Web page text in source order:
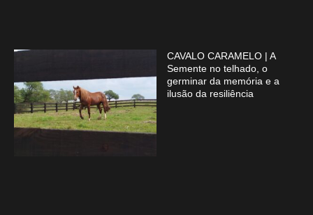
CAVALO CARAMELO | A
Semente no telhado, o
germinar da memória e a
ilusão da resiliência